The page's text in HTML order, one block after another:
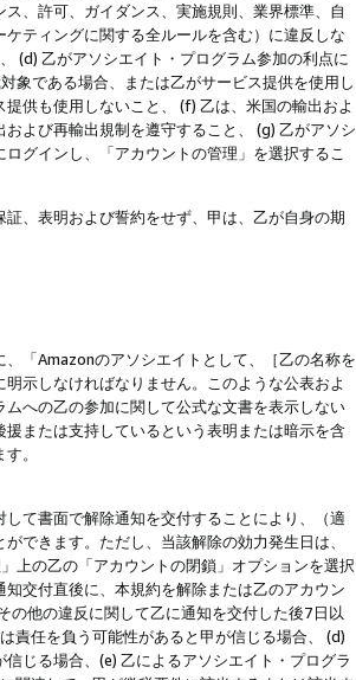
、許可、ガイダンス、実施規則、業界標準、自
ティングに関する全ルールを含む）に違反しな
(d) 乙がアソシエイト・プログラム参加の利点に
象である場合、または乙がサービス提供を使用し
供も使用しないこと、 (f) 乙は、米国の輸出およ
よび再輸出規制を遵守すること、 (g) 乙がアソシ
グインし、「アカウントの管理」を選択するこ
、表明および誓約をせず、甲は、乙が自身の期
「Amazonのアソシエイトとして、［乙の名称を
示しなければなりません。このような公表およ
への乙の参加に関して公式な文書を表示しない
または支持しているという表明または暗示を含
。
て書面で解除通知を交付することにより、（適
できます。ただし、当該解除の効力発生日は、
上の乙の「アカウントの閉鎖」オプションを選択
交付直後に、本規約を解除または乙のアカウン
の他の違反に関して乙に通知を交付した後7日以
責任を負う可能性があると甲が信じる場合、 (d)
じる場合、(e) 乙によるアソシエイト・プログラ